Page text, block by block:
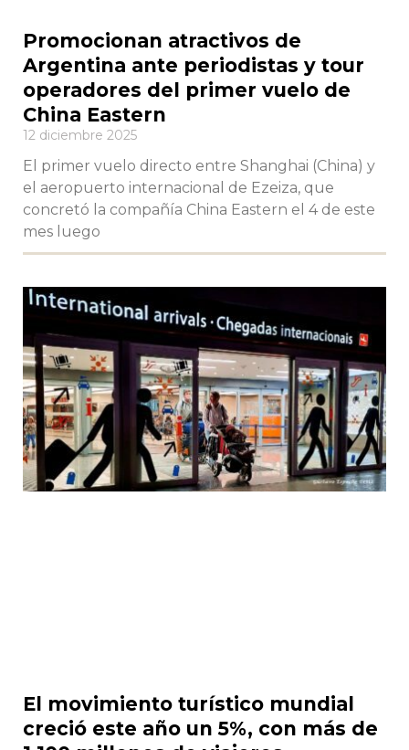
Promocionan atractivos de
Argentina ante periodistas y tour
operadores del primer vuelo de
China Eastern
12 diciembre 2025
El primer vuelo directo entre Shanghai (China) y
el aeropuerto internacional de Ezeiza, que
concretó la compañía China Eastern el 4 de este
mes luego
El movimiento turístico mundial
creció este año un 5%, con más de